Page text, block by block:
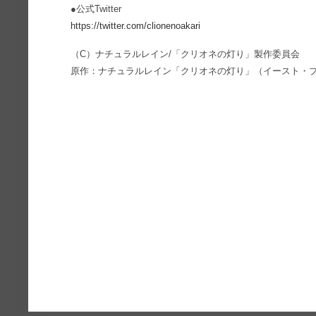
●公式Twitter
https://twitter.com/clionenoakari
（C）ナチュラルレイン/「クリオネの灯り」製作委員会
原作：ナチュラルレイン「クリオネの灯り」（イースト・